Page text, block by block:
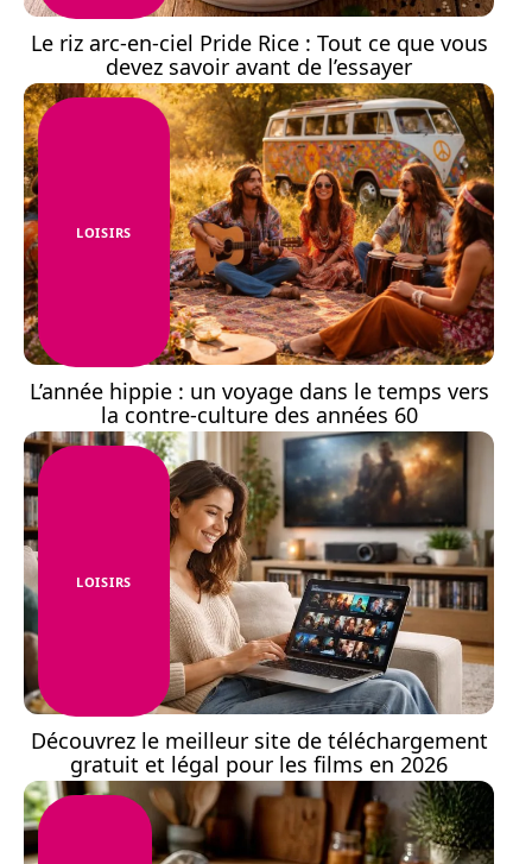
Le riz arc-en-ciel Pride Rice : Tout ce que vous
devez savoir avant de l’essayer
LOISIRS
L’année hippie : un voyage dans le temps vers
la contre-culture des années 60
LOISIRS
Découvrez le meilleur site de téléchargement
gratuit et légal pour les films en 2026